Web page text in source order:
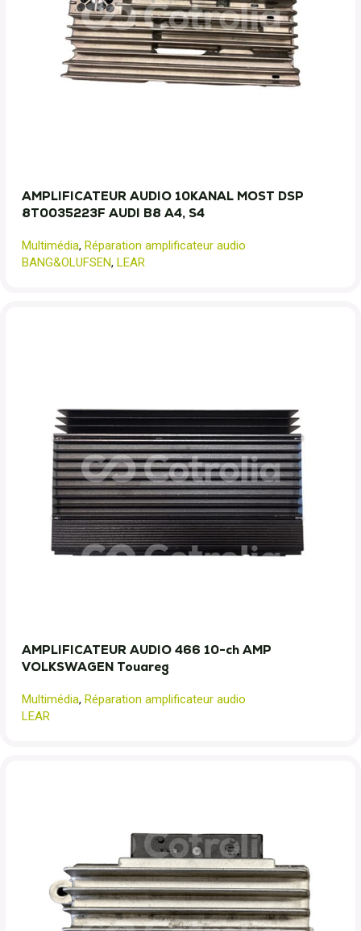
AMPLIFICATEUR AUDIO 10KANAL MOST DSP
8T0035223F AUDI B8 A4, S4
Multimédia, Réparation amplificateur audio
BANG&OLUFSEN, LEAR
AMPLIFICATEUR AUDIO 466 10-ch AMP
VOLKSWAGEN Touareg
Multimédia, Réparation amplificateur audio
LEAR